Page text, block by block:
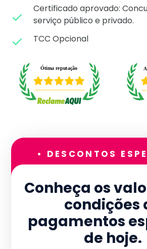
Certificado aprovado: C
serviço público e privado.
TCC Opcional
• DESCONTOS
Conheça os
condições
pagamentos
de hoje.